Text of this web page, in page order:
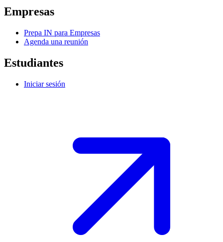
Empresas
Prepa IN para Empresas
Agenda una reunión
Estudiantes
Iniciar sesión